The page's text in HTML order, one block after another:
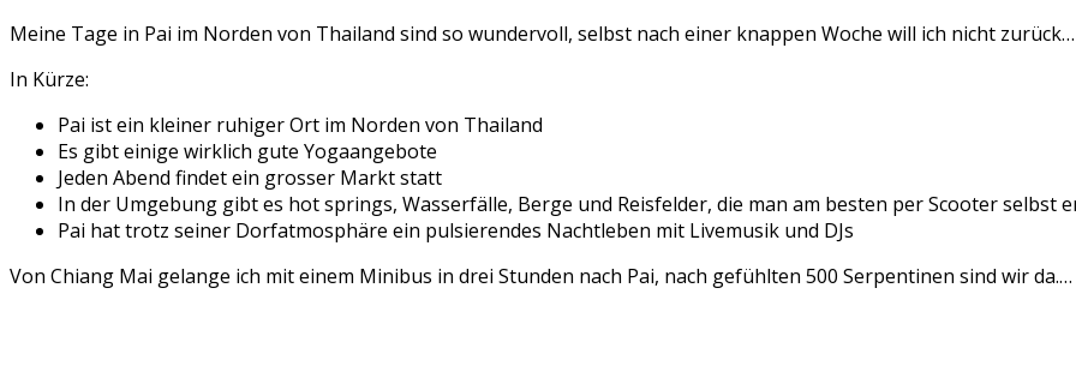
Meine Tage in Pai im Norden von Thailand sind so wundervoll, selbst nach einer knappen Woche will ich nicht zurück…
In Kürze:
Pai ist ein kleiner ruhiger Ort im Norden von Thailand
Es gibt einige wirklich gute Yogaangebote
Jeden Abend findet ein grosser Markt statt
In der Umgebung gibt es hot springs, Wasserfälle, Berge und Reisfelder, die man am besten per Scooter selbst
Pai hat trotz seiner Dorfatmosphäre ein pulsierendes Nachtleben mit Livemusik und DJs
Von Chiang Mai gelange ich mit einem Minibus in drei Stunden nach Pai, nach gefühlten 500 Serpentinen sind wir da.…